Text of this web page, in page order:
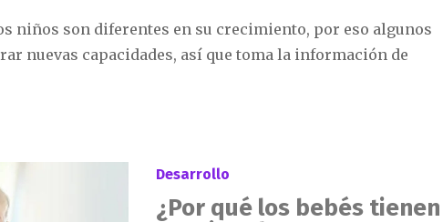
niños son diferentes en su crecimiento, por eso algunos
nuevas capacidades, así que toma la información de
Desarrollo
¿Por qué los bebés tienen